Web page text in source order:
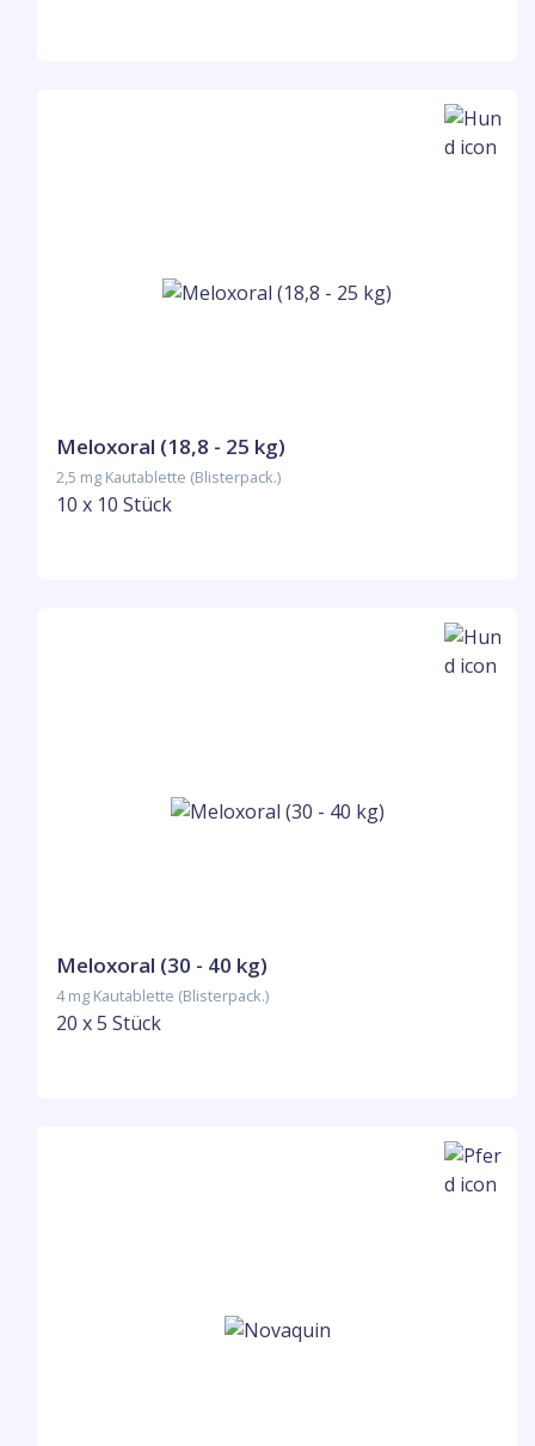
Meloxoral (18,8 - 25 kg)
2,5 mg Kautablette (Blisterpack.)
10 x 10 Stück
Meloxoral (30 - 40 kg)
4 mg Kautablette (Blisterpack.)
20 x 5 Stück